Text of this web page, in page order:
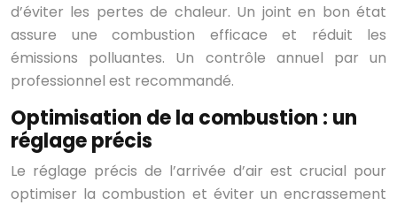
d’éviter les pertes de chaleur. Un joint en bon état
assure une combustion efficace et réduit les
émissions polluantes. Un contrôle annuel par un
professionnel est recommandé.
Optimisation de la combustion : un
réglage précis
Le réglage précis de l’arrivée d’air est crucial pour
optimiser la combustion et éviter un encrassement